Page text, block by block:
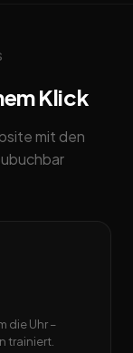
Klick
mit den
die Uhr –
trainiert.